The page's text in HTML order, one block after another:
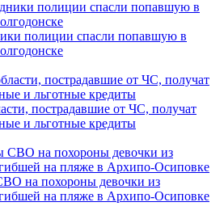
полиции спасли попавшую в
пострадавшие от ЧС, получат
и льготные кредиты
на похороны девочки из
на пляже в Архипо-Осиповке